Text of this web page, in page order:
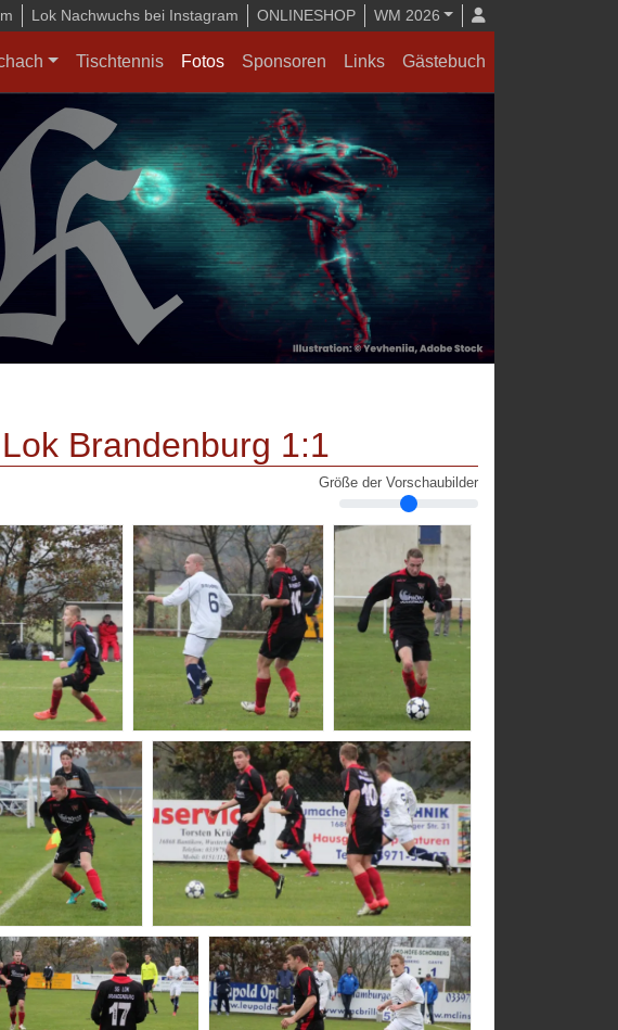
Lok Nachwuchs bei Instagram ONLINESHOP WM 2026
Tischtennis Fotos Sponsoren Links Gästebuch
Brandenburg 1:1
Größe der Vorschaubilder